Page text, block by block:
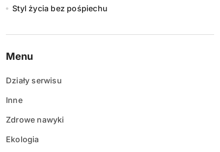
Styl życia bez pośpiechu
Menu
Działy serwisu
Inne
Zdrowe nawyki
Ekologia